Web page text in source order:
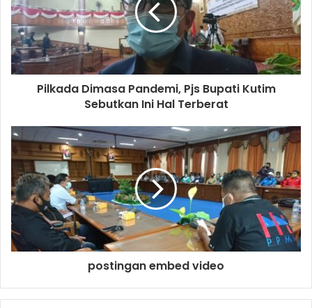
Pilkada Dimasa Pandemi, Pjs Bupati Kutim
Sebutkan Ini Hal Terberat
postingan embed video